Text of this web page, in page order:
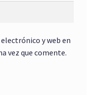
y web en
vez que comente.